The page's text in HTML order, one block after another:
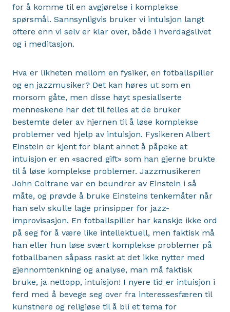
for å komme til en avgjørelse i komplekse
spørsmål. Sannsynligvis bruker vi intuisjon langt
oftere enn vi selv er klar over, både i hverdagslivet
og i meditasjon.
Hva er likheten mellom en fysiker, en fotballspiller
og en jazzmusiker? Det kan høres ut som en
morsom gåte, men disse høyt spesialiserte
menneskene har det til felles at de bruker
bestemte deler av hjernen til å løse komplekse
problemer ved hjelp av intuisjon. Fysikeren Albert
Einstein er kjent for blant annet å påpeke at
intuisjon er en «sacred gift» som han gjerne brukte
til å løse komplekse problemer. Jazzmusikeren
John Coltrane var en beundrer av Einstein i så
måte, og prøvde å bruke Einsteins tenkemåter når
han selv skulle lage prinsipper for jazz-
improvisasjon. En fotballspiller har kanskje ikke ord
på seg for å være like intellektuell, men faktisk må
han eller hun løse svært komplekse problemer på
fotballbanen såpass raskt at det ikke nytter med
gjennomtenkning og analyse, man må faktisk
bruke, ja nettopp, intuisjon! I nyere tid er intuisjon i
ferd med å bevege seg over fra interessesfæren til
kunstnere og religiøse til å bli et tema for